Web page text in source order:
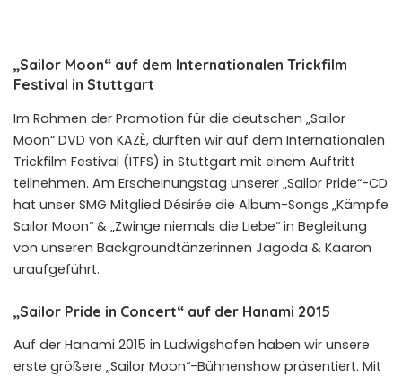
„Sailor Moon“ auf dem Internationalen Trickfilm
Festival in Stuttgart
Im Rahmen der Promotion für die deutschen „Sailor
Moon“ DVD von KAZÈ, durften wir auf dem Internationalen
Trickfilm Festival (ITFS) in Stuttgart mit einem Auftritt
teilnehmen. Am Erscheinungstag unserer „Sailor Pride“-CD
hat unser SMG Mitglied Désirée die Album-Songs „Kämpfe
Sailor Moon“ & „Zwinge niemals die Liebe“ in Begleitung
von unseren Backgroundtänzerinnen Jagoda & Kaaron
uraufgeführt.
„Sailor Pride in Concert“ auf der Hanami 2015
Auf der Hanami 2015 in Ludwigshafen haben wir unsere
erste größere „Sailor Moon“-Bühnenshow präsentiert. Mit